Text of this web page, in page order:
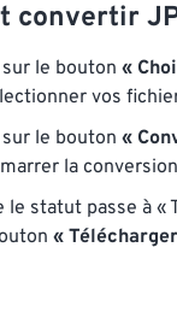
convertir
le bouton «
vos
le bouton «
la
le statut passe à «
«